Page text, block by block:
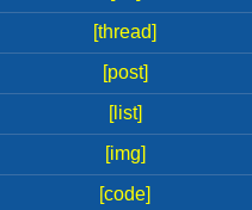
[thread]
[post]
[list]
[img]
[code]